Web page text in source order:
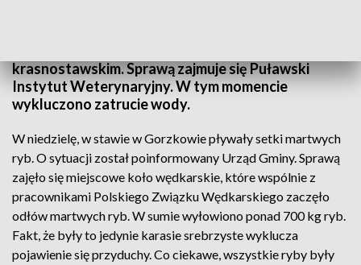
krasnostawskim. Sprawą zajmuje się Puławski
Instytut Weterynaryjny. W tym momencie
wykluczono zatrucie wody.
W niedzielę, w stawie w Gorzkowie pływały setki martwych
ryb. O sytuacji został poinformowany Urząd Gminy. Sprawą
zajęło się miejscowe koło wędkarskie, które wspólnie z
pracownikami Polskiego Związku Wędkarskiego zaczęło
odłów martwych ryb. W sumie wyłowiono ponad 700 kg ryb.
Fakt, że były to jedynie karasie srebrzyste wyklucza
pojawienie się przyduchy. Co ciekawe, wszystkie ryby były